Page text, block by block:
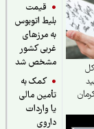
قیمت
بلیط اتوبوس
به مرزهای
غربی کشور
مشخص شد
کمک به
تأمین مالی
یا واردات